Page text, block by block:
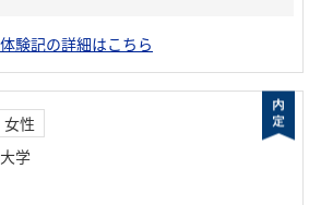
体験記の詳細はこちら
女性
学